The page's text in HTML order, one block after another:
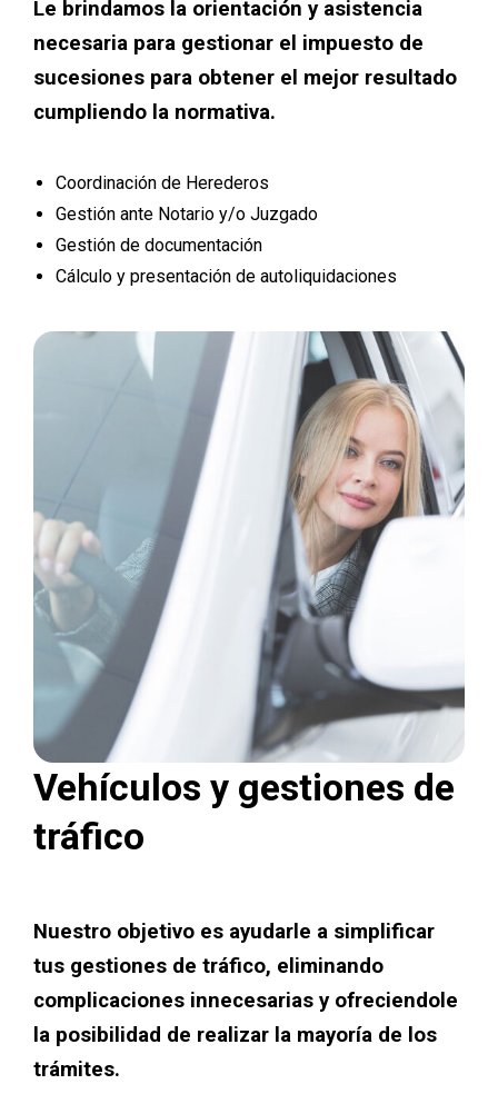
Le brindamos la orientación y asistencia
necesaria para gestionar el impuesto de
sucesiones para obtener el mejor resultado
cumpliendo la normativa.
Coordinación de Herederos
Gestión ante Notario y/o Juzgado
Gestión de documentación
Cálculo y presentación de autoliquidaciones
Vehículos y gestiones de
tráfico
Nuestro objetivo es ayudarle a simplificar
tus gestiones de tráfico, eliminando
complicaciones innecesarias y ofreciendole
la posibilidad de realizar la mayoría de los
trámites.